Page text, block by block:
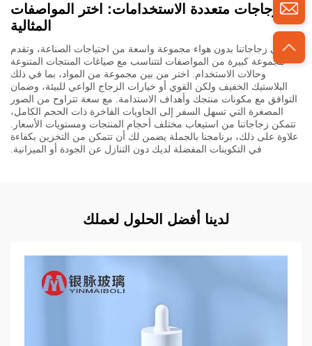
زجاجات متعددة الاستخدامات: اختر المواصفات
المثالية
تلبي زجاجاتنا بدون هواء مجموعة واسعة من احتياجات الصناعة، وتقدم
مجموعة كبيرة من المواصفات لتتناسب مع صياغات المنتجات المتنوعة
وحالات الاستخدام. اختر من بين مجموعة من المواد، بما في ذلك
البلاستيك الخفيف ولكن القوي أو خيارات الزجاج الواعي للبيئة، وضمان
التوافق مع مكونات منتجك وأهداف الاستدامة. مع سعة تتراوح من الصور
المصغرة التي تسهل السفر إلى الحاويات الفاخرة ذات الحجم الكامل،
تتمكن زجاجاتنا من استيعاب مختلف أحجام المنتجات ومستويات الأسعار.
علاوة على ذلك، برنامجنا بالجملة يضمن لك أن تتمكن من التخزين بكفاءة
في التكوينات المفضلة لديك دون التنازل عن الجودة أو الميزانية.
لدينا أفضل الحلول لعملك